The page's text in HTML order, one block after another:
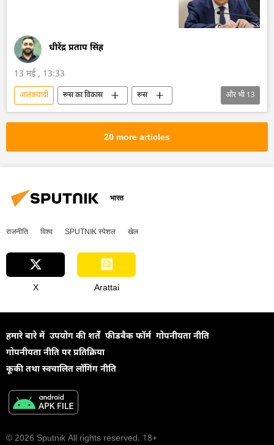
धीरेंद्र प्रताप सिंह
13 मई , 13:33
आतंकवादी रूस का विकास
रूस
मास्को
नॉर्ड स्ट्रीम पाइपलाइन
यूरोपीय संघ
संयुक्त राष्ट्र
अमेरिका
ऊर्जा क्षेत्र
गैस
रूसी गैस
और भी13
20 more articles
भारत
राजनीति विश्व SPUTNIK स्पेशल खेल
X Arattai
हमारे बारे में उपयोग की शर्तें फीडबैक फॉर्म गोपनीयता नीति
गोपनीयता नीति पर प्रतिक्रिया
कूकी तथा स्वचालित लॉगिंग नीति
© 2026 Sputnik All rights reserved. 18+